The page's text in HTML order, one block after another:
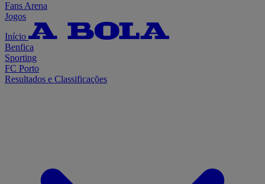
Fans Arena
Jogos
Início
Benfica
Sporting
FC Porto
Resultados e Classificações